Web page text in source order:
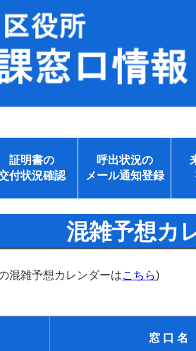
証明書の
付状況確認
呼出状況の
メール通知登録
混雑予想カ
混雑予想カレンダーはこちら)
窓 口 名